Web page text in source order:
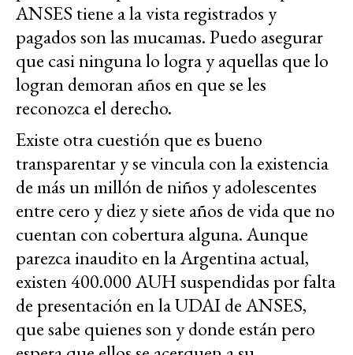
ANSES tiene a la vista registrados y
pagados son las mucamas. Puedo asegurar
que casi ninguna lo logra y aquellas que lo
logran demoran años en que se les
reconozca el derecho.
Existe otra cuestión que es bueno
transparentar y se vincula con la existencia
de más un millón de niños y adolescentes
entre cero y diez y siete años de vida que no
cuentan con cobertura alguna. Aunque
parezca inaudito en la Argentina actual,
existen 400.000 AUH suspendidas por falta
de presentación en la UDAI de ANSES,
que sabe quienes son y donde están pero